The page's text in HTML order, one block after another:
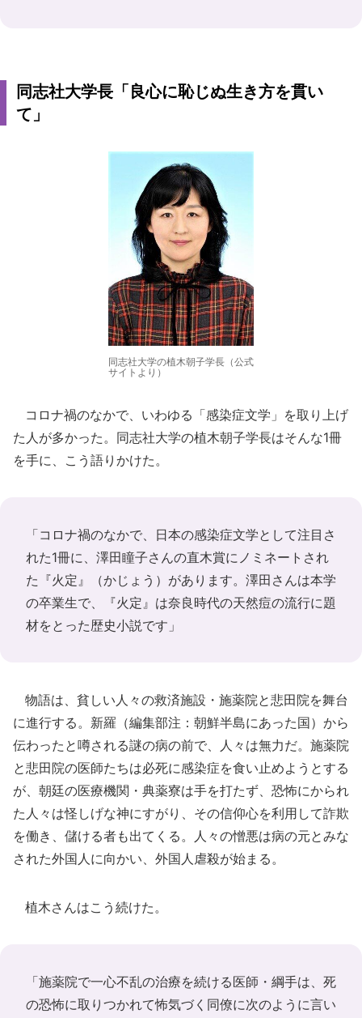
同志社大学長「良心に恥じぬ生き方を貫い
て」
同志社大学の植木朝子学長（公式
サイトより）
コロナ禍のなかで、いわゆる「感染症文学」を取り上げ
た人が多かった。同志社大学の植木朝子学長はそんな1冊
を手に、こう語りかけた。
「コロナ禍のなかで、日本の感染症文学として注目さ
れた1冊に、澤田瞳子さんの直木賞にノミネートされ
た『火定』（かじょう）があります。澤田さんは本学
の卒業生で、『火定』は奈良時代の天然痘の流行に題
材をとった歴史小説です」
物語は、貧しい人々の救済施設・施薬院と悲田院を舞台
に進行する。新羅（編集部注：朝鮮半島にあった国）から
伝わったと噂される謎の病の前で、人々は無力だ。施薬院
と悲田院の医師たちは必死に感染症を食い止めようとする
が、朝廷の医療機関・典薬寮は手を打たず、恐怖にかられ
た人々は怪しげな神にすがり、その信仰心を利用して詐欺
を働き、儲ける者も出てくる。人々の憎悪は病の元とみな
された外国人に向かい、外国人虐殺が始まる。
植木さんはこう続けた。
「施薬院で一心不乱の治療を続ける医師・綱手は、死
の恐怖に取りつかれて怖気づく同僚に次のように言い